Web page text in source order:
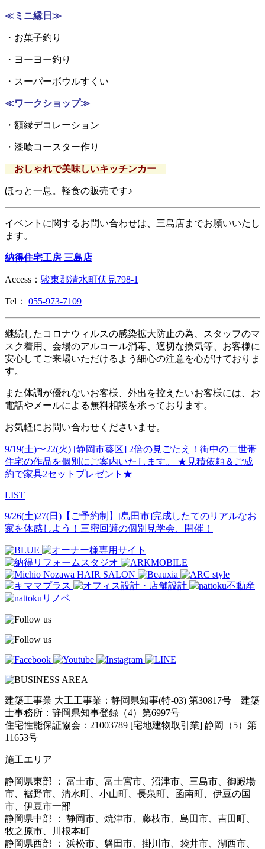
≪ミニ縁日≫
・お菓子釣り
・ヨーヨー釣り
・スーパーボウルすくい
≪ワークショップ≫
・額縁デコレーション
・漆喰コースター作り
おしゃれで美味しいキッチンカー
ほっと一息。軽食の販売です♪
イベントに関するお問い合わせは、三島店までお願いいたし
ます。
納得住宅工房 三島店
Access： 駿東郡清水町伏見798-1
Tel： 055-973-7109
継続したコロナウィルスの感染拡大防止の為、スタッフのマ
スク着用、会場のアルコール消毒、適切な換気等、お客様に
安心してご来場いただけるよう細心の注意を心がけておりま
す。
また体調が優れないお客様、外出を控えたいお客様には、お
電話やメールによる無料相談を承っております。
お気軽にお問い合わせくださいませ。
9/19(土)〜22(火) [静岡市葵区] 2倍の見ごたえ！街中の二世帯
住宅の作品を個別にご案内いたします。 ★見積依頼＆ご成
約で家具2セットプレゼント★
LIST
9/26(土)27(日)【ご予約制】[島田市]完成したてのリアルなお
家を体感しよう！三密回避の個別見学会、開催！
建築工事業 大工工事業：静岡県知事(特-03) 第30817号 建築
士事務所：静岡県知事登録（4）第6997号
住宅性能保証協会：21003789 [宅地建物取引業] 静岡（5）第
11653号
施工エリア
静岡県東部 ： 富士市、富士宮市、沼津市、三島市、御殿場
市、裾野市、清水町、小山町、長泉町、函南町、伊豆の国
市、伊豆市一部
静岡県中部 ： 静岡市、焼津市、藤枝市、島田市、吉田町、
牧之原市、川根本町
静岡県西部 ： 浜松市、磐田市、掛川市、袋井市、湖西市、